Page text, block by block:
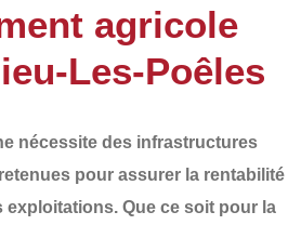
agricole
Les-Poêles
nécessite des infrastructures
pour assurer la rentabilité
exploitations. Que ce soit pour la